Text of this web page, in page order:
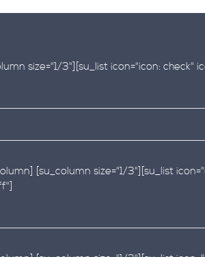
size="1/3"][su_list icon="icon: check"
[su_column size="1/3"][su_list